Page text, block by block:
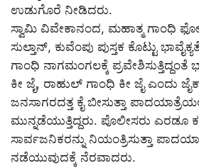
ಉಡುಗೊರೆ ನೀಡಿದರು.
ಸ್ವಾಮಿ ವಿವೇಕಾನಂದ, ಮಹಾತ್ಮ ಗಾಂಧಿ
ಸುಲ್ತಾನ್, ಕುವೆಂಪು ಪುಸ್ತಕ ಕೊಟ್ಟು
ಗಾಂಧಿ ನಾಗಮಂಗಲಕ್ಕೆ
ಕೀ ಜೈ, ರಾಹುಲ್ ಗಾಂಧಿ ಕೀ ಜೈ ಎಂದು
ಜನಸಾಗರದತ್ತ ಕೈ ಬೀಸುತ್ತಾ
ಮುನ್ನಡೆಯುತ್ತಿದ್ದರು. ಪೊಲೀಸರು ಎರಡೂ
ಸಾರ್ವಜನಿಕರನ್ನು ನಿಯಂತ್ರಿಸುತ್ತಾ
ನಡೆಯುವುದಕ್ಕೆ ನೆರವಾದರು.